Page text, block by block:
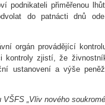
podnikateli přiměřenou
do patnácti dnů
orgán provádějící
kontroly zjistí, že
ustanovení a výše
„Vliv nového